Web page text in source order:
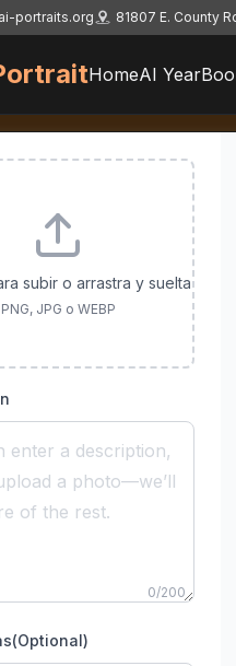
portraits.org 81807 E. County
HomeAI
subir o arrastra y suelta
PNG, JPG o WEBP
0/200